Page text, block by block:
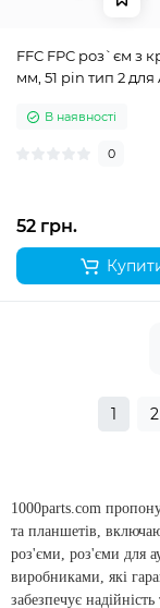
FFC FPC роз`єм з
мм, 51 pin тип 2 для
В наявності
0
52 грн.
1 2
1000parts.com
та планшетів,
роз'єми, роз'єми для
виробниками, які
забезпечує